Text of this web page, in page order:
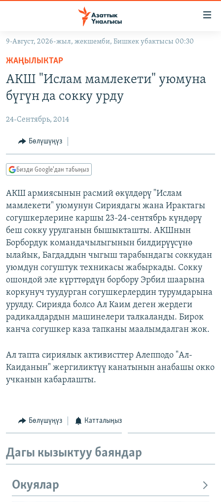
Навигацияга
өтүңүз
Издөөгө
салыңыз
КЫРГЫЗСТАН
ЭКОНОМИКА
МАДАНИЯТ
ДҮЙНӨ
БОРБОР АЗИЯ
УКРАИНА
АТАЙЫН ИЛИКТӨӨ
ТВ ПРОГРАММАЛАР
ЭКСПЕРТТЕР ТАЛДАЙТ
БИЗ ЖАНА ДҮЙНӨ
ЭЖЕ-СИҢДИЛЕР
АЗАТТЫК+
ЫҢГАЙСЫЗ СУРООЛОР
ӨЗГӨЧӨ ПИКИР
Русский
ОНЛАЙН ШЕРИНЕ
ЭЕ/АРнун бардык сайттары
9-Август, 2026-жыл, жекшемби, Бишкек убактысы 00:30
ЖАҢЫЛЫКТАР
АКШ "Ислам мамлекети" уюмуна
бүгүн да сокку урду
24-Сентябрь, 2014
Бөлүшүңүз
Бизди Google'дан табыңыз
АКШ армиясынын расмий өкүлдөрү "Ислам
мамлекети" уюмунун Сириядагы жана Ирактагы
согушкерлерине каршы 23-24-сентябрь күндөрү
беш сокку урулганын бышыкташты. АКШнын
Борбордук командачылыгынын билдирүүсүнө
ылайык, Багдаддын чыгыш тарабындагы соккудан
уюмдун согуштук техникасы жабыркады. Сокку
ошондой эле күрттөрдүн борбору Эрбил шаарына
коркунуч туудурган согушкерлердин турумдарына
урулду. Сирияда болсо Ал Каим деген жердеги
радикалдардын машинелери талкаланды. Бирок
канча согушкер каза тапканы маалымдалган жок.
Ал тапта сириялык активисттер Алепподо "Ал-
Каиданын" жергиликтүү канатынын анабашы окко
учканын кабарлашты.
Бөлүшүңүз Катталыңыз
Дагы кызыктуу баяндар
Окуялар